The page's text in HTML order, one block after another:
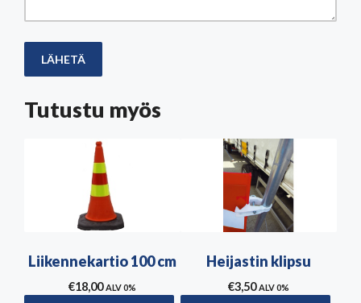
Tutustu myös
Liikennekartio 100 cm
€18,00 ALV 0%
Heijastin klipsu
€3,50 ALV 0%